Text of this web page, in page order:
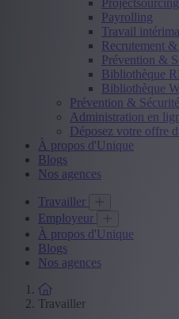
Projectsourcing
Payrolling
Travail
Recrutement
Prévention &
Bibliothèque
Bibliothèque
Prévention & Sécurité
Administration en
Déposez votre offre
À propos d'Unique
Blogs
Nos agences
Travailler
Employeur
À propos d'Unique
Blogs
Nos agences
Travailler